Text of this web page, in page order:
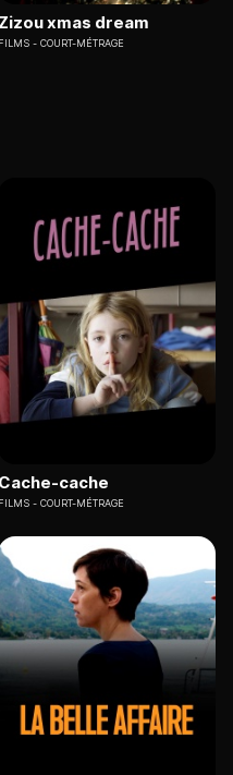
Zizou xmas dream
FILMS COURT-MÉTRAGE
Cache-cache
FILMS COURT-MÉTRAGE